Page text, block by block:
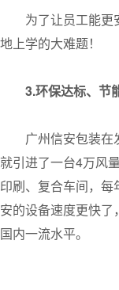
为了让员工能
地上学的大难题！
3.环保达标、节
广州信安包装
就引进了一台4万风
印刷、复合车间，
安的设备速度更快
国内一流水平。